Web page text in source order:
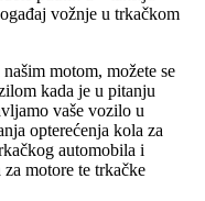
vožnje u trkačkom
motom, možete se
kada je u pitanju
vaše vozilo u
opterećenja kola za
automobila i
motore te trkačke